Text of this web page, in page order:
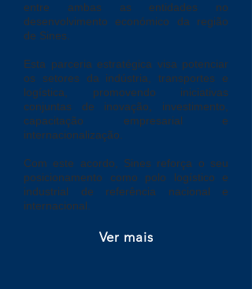
entre ambas as entidades no
desenvolvimento económico da região
de Sines.
Esta parceria estratégica visa potenciar
os setores da indústria, transportes e
logística, promovendo iniciativas
conjuntas de inovação, investimento,
capacitação empresarial e
internacionalização.
Com este acordo, Sines reforça o seu
posicionamento como polo logístico e
industrial de referência nacional e
internacional.
Ver mais